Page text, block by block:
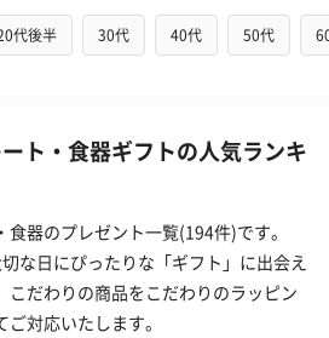
代後半 30代 40代 50代
ト・食器ギフトの人気ランキ
器のプレゼント一覧(194件)です。
な日にぴったりな「ギフト」に出会え
こだわりの商品をこだわりのラッピン
対応いたします。